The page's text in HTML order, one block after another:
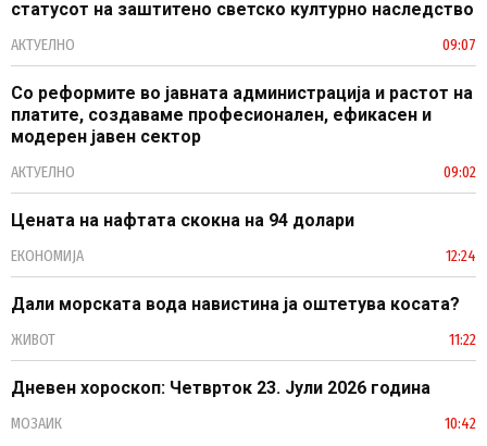
статусот на заштитено светско културно наследство
АКТУЕЛНО 09:07
Со реформите во јавната администрација и растот на
платите, создаваме професионален, ефикасен и
модерен јавен сектор
АКТУЕЛНО 09:02
Цената на нафтата скокна на 94 долари
ЕКОНОМИЈА 12:24
Дали морската вода навистина ја оштетува косата?
ЖИВОТ 11:22
Дневен хороскоп: Четврток 23. Јули 2026 година
МОЗАИК 10:42